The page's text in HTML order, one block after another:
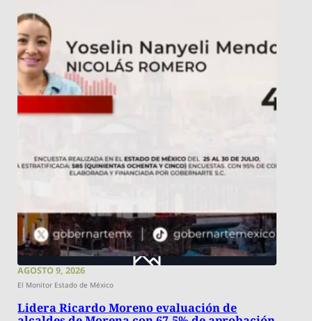
AGOSTO 9, 2026
El Monitor Estado de México
Lidera Ricardo Moreno evaluación de